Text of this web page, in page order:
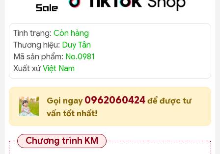
Tình trạng: Còn hàng
Thương hiệu: Duy Tân
Mã sản phẩm: No.0981
Xuất xứ Việt Nam
Gọi ngay 0962060424 để được tư
vấn tốt nhất!
Chương trình KM